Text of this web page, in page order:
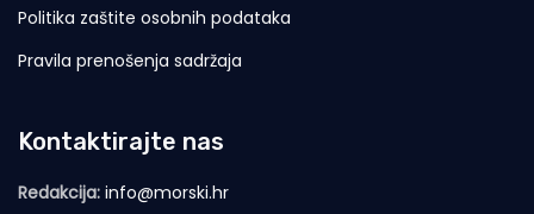
Politika zaštite osobnih podataka
Pravila prenošenja sadržaja
Kontaktirajte nas
Redakcija: info@morski.hr